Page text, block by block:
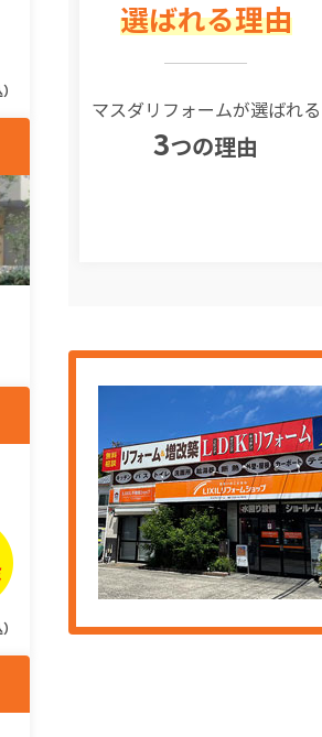
選ばれる理由
マスダリフォームが選ばれる
3つの理由